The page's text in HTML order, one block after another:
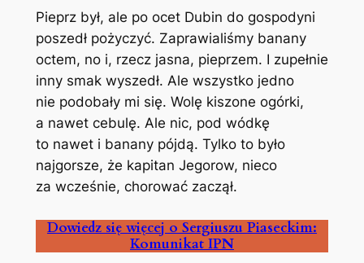
Pieprz był, ale po ocet Dubin do gospodyni
poszedł pożyczyć. Zaprawialiśmy banany
octem, no i, rzecz jasna, pieprzem. I zupełnie
inny smak wyszedł. Ale wszystko jedno
nie podobały mi się. Wolę kiszone ogórki,
a nawet cebulę. Ale nic, pod wódkę
to nawet i banany pójdą. Tylko to było
najgorsze, że kapitan Jegorow, nieco
za wcześnie, chorować zaczął.
Dowiedz się więcej o Sergiuszu Piaseckim:
Komunikat IPN